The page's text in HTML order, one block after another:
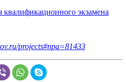
экзамена
projects#npa=81433